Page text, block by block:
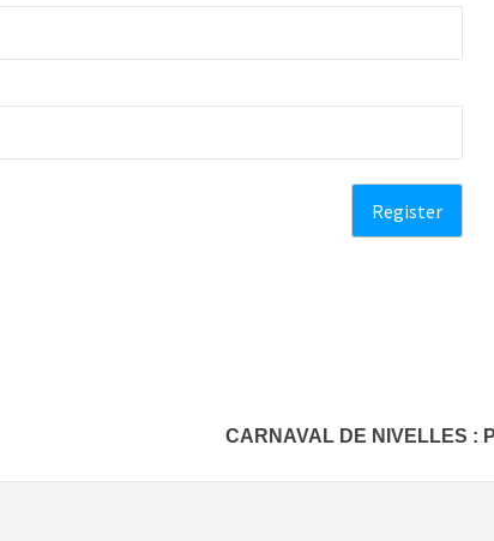
CARNAVAL DE NIVELLES :